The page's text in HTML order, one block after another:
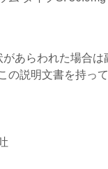
あらわれた場合
の説明文書を持っ